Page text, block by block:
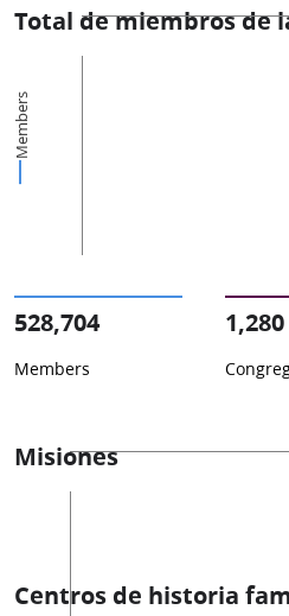
Total de miembros de
Members
528,704
Members
1,280
Misiones
Centros de historia